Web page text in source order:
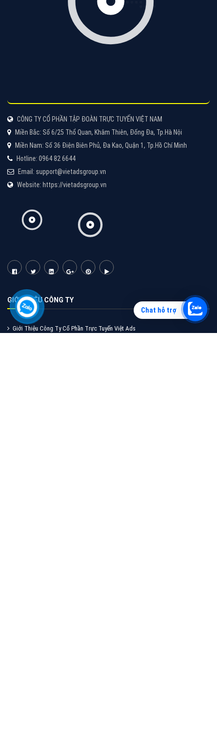
Chat hỗ trợ
Cốc Cốc là trình duyệt web trực tuyến hiệu quả, hãy
cùng VietAds tìm hiểu về các hình thức quảng cáo
của trình duyệt Cốc Cốc
Quảng cáo Zalo
Hãy cùng VietAds tìm hiểu về các hình thức quảng
XEM CHI TIẾT